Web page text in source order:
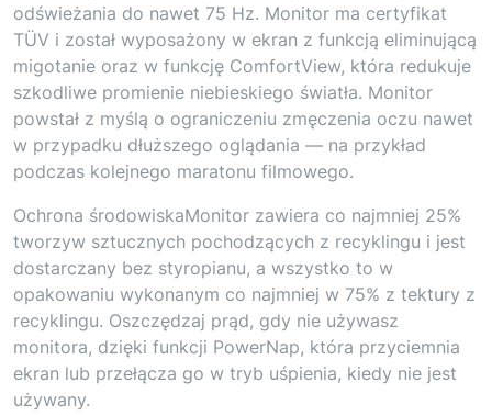
odświeżania do nawet 75 Hz. Monitor ma certyfikat
TÜV i został wyposażony w ekran z funkcją eliminującą
migotanie oraz w funkcję ComfortView, która redukuje
szkodliwe promienie niebieskiego światła. Monitor
powstał z myślą o ograniczeniu zmęczenia oczu nawet
w przypadku dłuższego oglądania — na przykład
podczas kolejnego maratonu filmowego.
Ochrona środowiskaMonitor zawiera co najmniej 25%
tworzyw sztucznych pochodzących z recyklingu i jest
dostarczany bez styropianu, a wszystko to w
opakowaniu wykonanym co najmniej w 75% z tektury z
recyklingu. Oszczędzaj prąd, gdy nie używasz
monitora, dzięki funkcji PowerNap, która przyciemnia
ekran lub przełącza go w tryb uśpienia, kiedy nie jest
używany.